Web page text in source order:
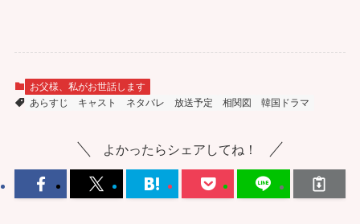
お父様、私がお世話します
あらすじ
キャスト ネタバレ 放送予定 相関図 韓国ドラマ
よかったらシェアしてね！